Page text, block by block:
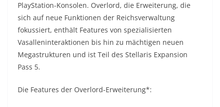
PlayStation-Konsolen. Overlord, die Erweiterung, die
sich auf neue Funktionen der Reichsverwaltung
fokussiert, enthält Features von spezialisierten
Vasalleninteraktionen bis hin zu mächtigen neuen
Megastrukturen und ist Teil des Stellaris Expansion
Pass 5.
Die Features der Overlord-Erweiterung*: